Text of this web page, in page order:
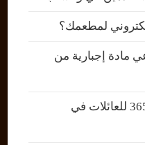
لمطعمك؟
مادة إجبارية من
أفضل عروض تفعيل أوفيس 365 للعائلات في